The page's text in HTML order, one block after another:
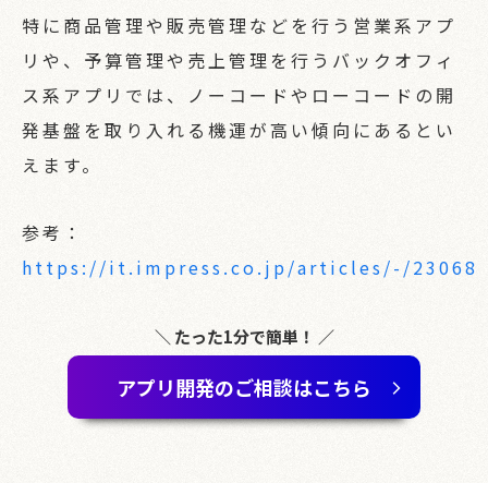
特に商品管理や販売管理などを行う営業系アプ
リや、予算管理や売上管理を行うバックオフィ
ス系アプリでは、ノーコードやローコードの開
発基盤を取り入れる機運が高い傾向にあるとい
えます。
参考：
https://it.impress.co.jp/articles/-/23068
＼ たった1分で簡単！ ／
アプリ開発のご相談はこちら